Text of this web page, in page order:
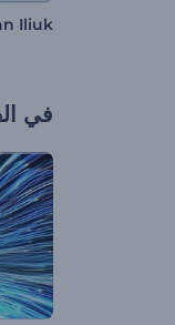
Iliuk
في